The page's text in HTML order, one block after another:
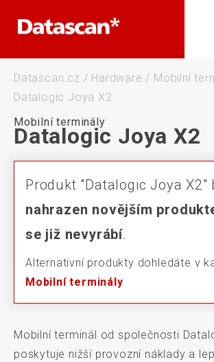
Datascan.cz / Hardware / Mobilní
Datalogic Joya X2
Mobilní terminály
Datalogic Joya X2
Produkt "Datalogic Joya X2"
nahrazen novějším
se již nevyrábí.
Alternativní produkty dohledáte v
Mobilní terminály
Mobilní terminál od společnosti
poskytuje nižší provozní náklady a